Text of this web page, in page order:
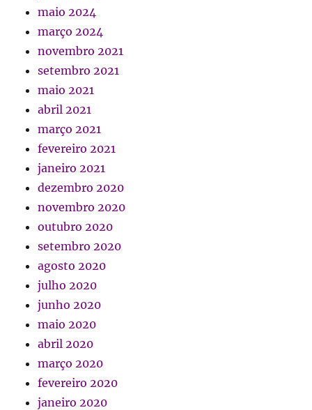
maio 2024
março 2024
novembro 2021
setembro 2021
maio 2021
abril 2021
março 2021
fevereiro 2021
janeiro 2021
dezembro 2020
novembro 2020
outubro 2020
setembro 2020
agosto 2020
julho 2020
junho 2020
maio 2020
abril 2020
março 2020
fevereiro 2020
janeiro 2020